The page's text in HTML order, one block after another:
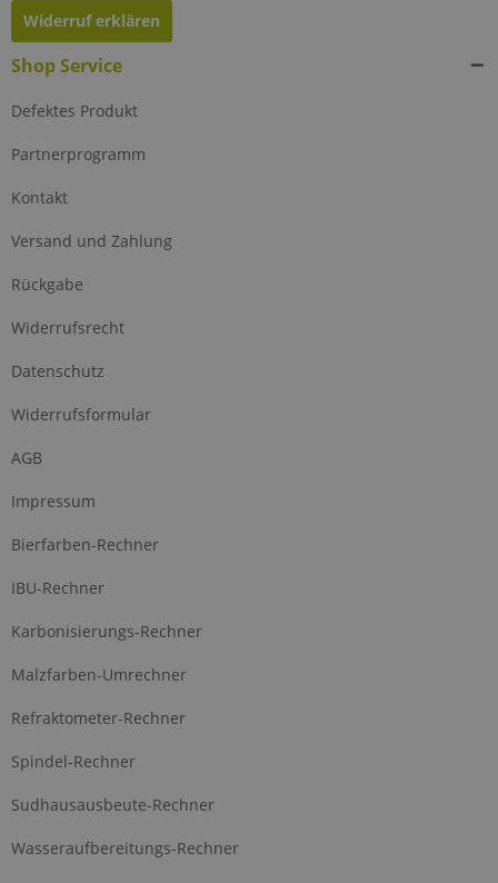
Widerruf erklären
Shop Service
Defektes Produkt
Partnerprogramm
Kontakt
Versand und Zahlung
Rückgabe
Widerrufsrecht
Datenschutz
Widerrufsformular
AGB
Impressum
Bierfarben-Rechner
IBU-Rechner
Karbonisierungs-Rechner
Malzfarben-Umrechner
Refraktometer-Rechner
Spindel-Rechner
Sudhausausbeute-Rechner
Wasseraufbereitungs-Rechner